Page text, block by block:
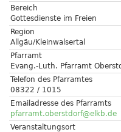
Bereich
Gottesdienste im Freien
Region
Allgäu/Kleinwalsertal
Pfarramt
Evang.-Luth. Pfarramt
Telefon des Pfarramtes
08322 / 1015
Emailadresse des Pfarramts
pfarramt.oberstdorf@elkb.de
Veranstaltungsort